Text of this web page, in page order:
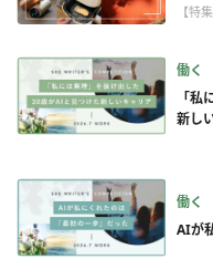
【特
働く
「
新し
働く
AIが